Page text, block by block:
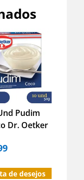
Pudim
Dr. Oetker
de desejos